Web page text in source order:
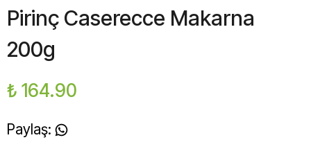
Pirinç Caserecce Makarna
200g
₺ 164.90
Paylaş: